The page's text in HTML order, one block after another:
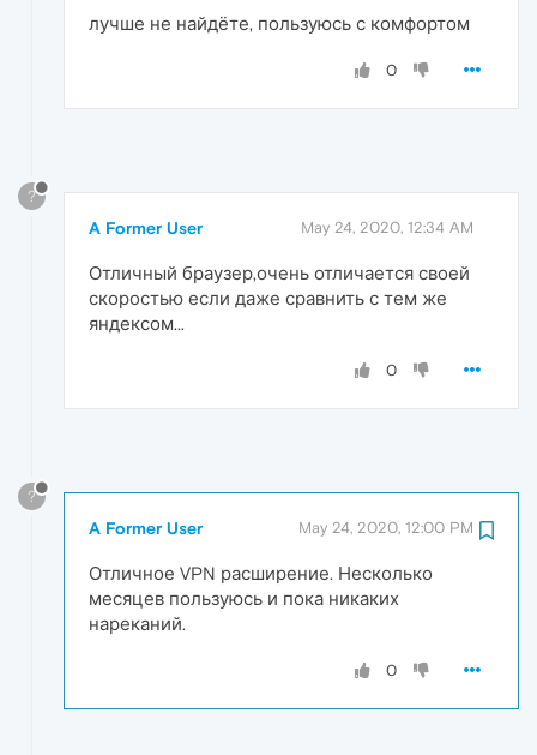
лучше не найдёте, пользуюсь с комфортом
0
?
A Former User May 24, 2020, 12:34 AM
Отличный браузер,очень отличается своей
скоростью если даже сравнить с тем же
яндексом...
0
?
A Former User May 24, 2020, 12:00 PM
Отличное VPN расширение. Несколько
месяцев пользуюсь и пока никаких
нареканий.
0